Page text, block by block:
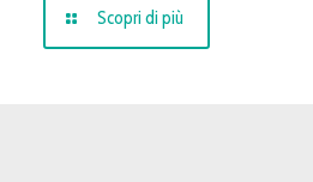
Scopri di più